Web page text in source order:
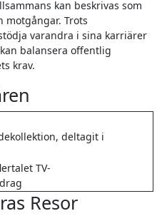
kan beskrivas som
motgångar. Trots
varandra i sina karriärer
balansera offentlig
krav.
deltagit i
TV-
Resor